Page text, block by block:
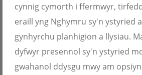
cynnig cymorth i ffermwyr,
eraill yng Nghymru sy'n ystyried
gynhyrchu planhigion a llysiau.
dyfwyr presennol sy'n ystyried
gwahanol ddysgu mwy am